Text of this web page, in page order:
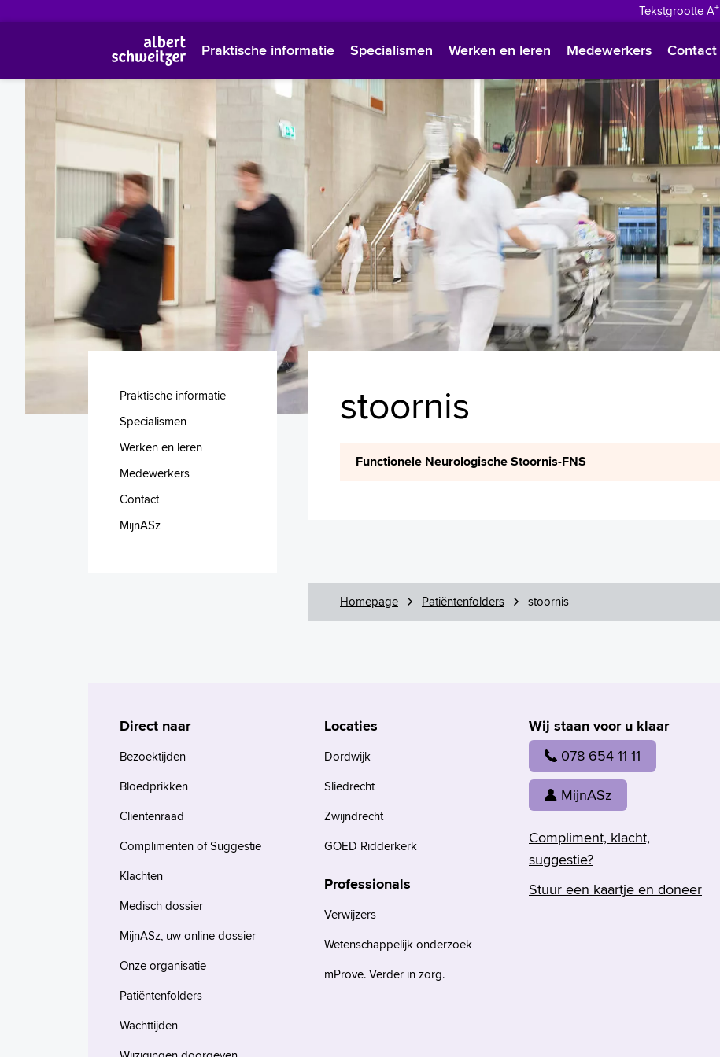
Tekstgrootte A+
Polski
Türkçe
Arabisch
Praktische informatie Specialismen Werken en leren Medewerkers Contact
Praktische informatie
Specialismen
Werken en leren
Medewerkers
Contact
MijnASz
stoornis
Functionele Neurologische Stoornis-FNS
Homepage Patiëntenfolders stoornis
Wij staan voor u klaar
078 654 11 11
MijnASz
Compliment, klacht,
suggestie?
Stuur een kaartje en doneer
Direct naar
Bezoektijden
Bloedprikken
Cliëntenraad
Complimenten of Suggestie
Klachten
Medisch dossier
MijnASz, uw online dossier
Onze organisatie
Patiëntenfolders
Wachttijden
Locaties
Dordwijk
Sliedrecht
Zwijndrecht
GOED Ridderkerk
Professionals
Verwijzers
Wetenschappelijk onderzoek
mProve. Verder in zorg.